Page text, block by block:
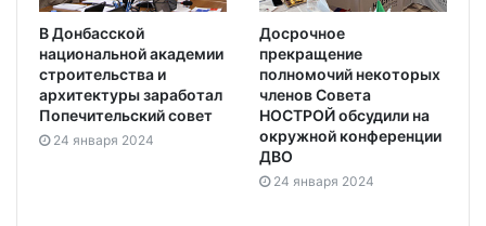
В Донбасской
национальной академии
строительства и
архитектуры заработал
Попечительский совет
24 января 2024
Досрочное
прекращение
полномочий некоторых
членов Совета
НОСТРОЙ обсудили на
окружной конференции
ДВО
24 января 2024